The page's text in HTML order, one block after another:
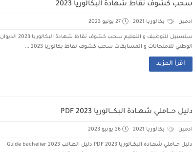
سحب كشوف نقاط شهادة البكالوريا 2023
ادمين بكالوريا 2021 27 يونيو 2023
سلسبيل للتوظيف و التعليم سحب كشوف نقاط شهادة البكالوريا 2023 الديوان
الوطني للامتحانات و المسابقات سحب كشوف نقاط بكالوريا 2023 ...
اقرأ المزيد
دليل حـــاملي شهــادة البكـــالوريا 2023 PDF
ادمين بكالوريا 2021 26 يونيو 2023